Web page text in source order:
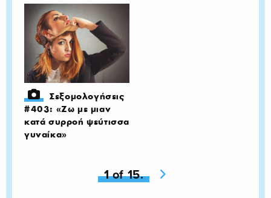
Σεξομολογήσεις
#403: «Ζω με μιαν
κατά συρροή ψεύτισσα
γυναίκα»
You're on page
1 of 15. Next page